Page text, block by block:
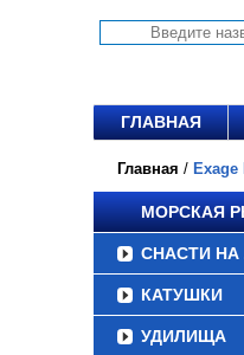
ГЛАВНАЯ
Главная / Exage
МОРСКАЯ
СНАСТИ
КАТУШКИ
УДИЛИЩА